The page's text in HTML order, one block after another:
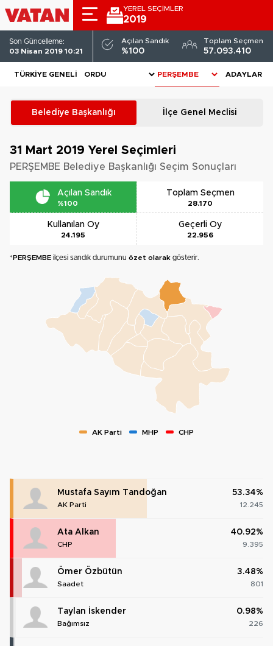
YEREL SEÇİMLER
2019
Son Güncelleme:
03 Nisan 2019 10:21
Açılan Sandık
%100
Toplam Seçmen
57.093.410
TÜRKIYE GENELI ADAYLAR
Belediye Başkanlığı İlçe Genel Meclisi
31 Mart 2019 Yerel Seçimleri
PERŞEMBE Belediye Başkanlığı Seçim Sonuçları
Açılan Sandık
%100
Toplam Seçmen
28.170
Kullanılan Oy
24.195
Geçerli Oy
22.956
*PERŞEMBE ilçesi sandık durumunu özet olarak gösterir.
AK Parti MHP CHP
Mustafa Sayım Tandoğan
AK Parti
53.34%
12.245
Ata Alkan
CHP
40.92%
9.395
Ömer Özbütün
Saadet
3.48%
801
Taylan İskender
Bağımsız
0.98%
226